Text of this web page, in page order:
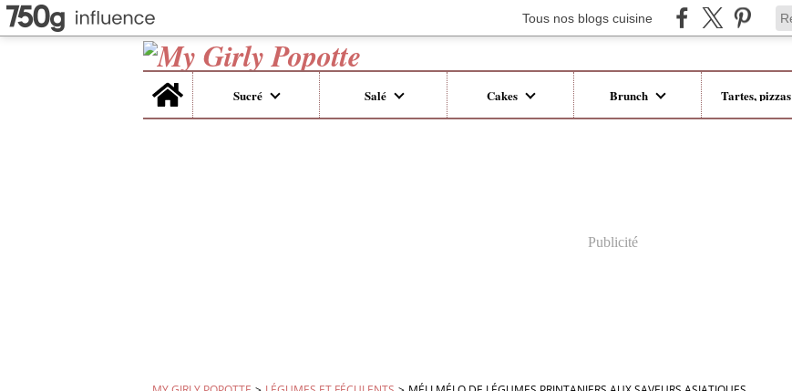
Tous nos blogs cuisine
Home
Sucré
Salé Cakes Brunch Tartes, pizzas
Publicité